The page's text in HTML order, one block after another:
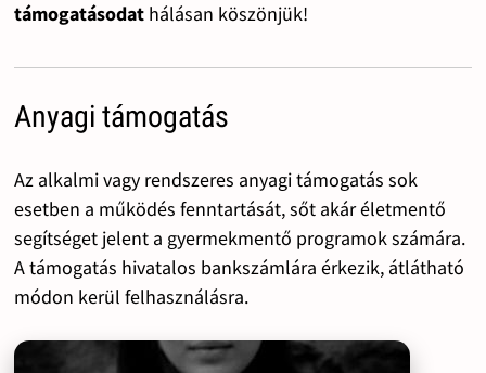
támogatásodat hálásan köszönjük!
Anyagi támogatás
Az alkalmi vagy rendszeres anyagi támogatás sok
esetben a működés fenntartását, sőt akár életmentő
segítséget jelent a gyermekmentő programok számára.
A támogatás hivatalos bankszámlára érkezik, átlátható
módon kerül felhasználásra.